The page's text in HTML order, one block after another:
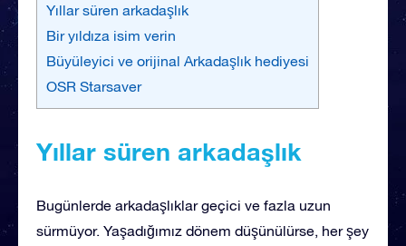
Yıllar süren arkadaşlık
Bir yıldıza isim verin
Büyüleyici ve orijinal Arkadaşlık hediyesi
OSR Starsaver
Yıllar süren arkadaşlık
Bugünlerde arkadaşlıklar geçici ve fazla uzun
sürmüyor. Yaşadığımız dönem düşünülürse, her şey